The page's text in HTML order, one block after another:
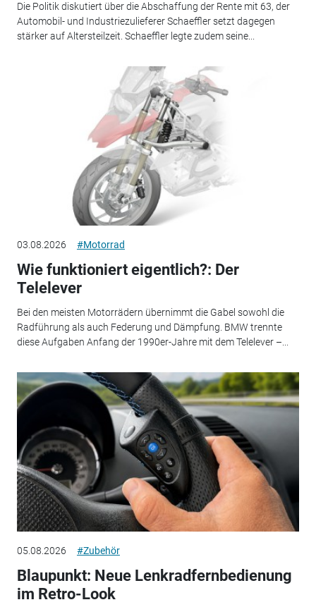
Die Politik diskutiert über die Abschaffung der Rente mit 63, der
Automobil- und Industriezulieferer Schaeffler setzt dagegen
stärker auf Altersteilzeit. Schaeffler legte zudem seine...
03.08.2026 #Motorrad
Wie funktioniert eigentlich?: Der
Telelever
Bei den meisten Motorrädern übernimmt die Gabel sowohl die
Radführung als auch Federung und Dämpfung. BMW trennte
diese Aufgaben Anfang der 1990er-Jahre mit dem Telelever –...
05.08.2026 #Zubehör
Blaupunkt: Neue Lenkradfernbedienung
im Retro-Look